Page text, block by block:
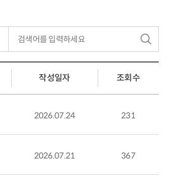
검
색
작성일자 조회수
2026.07.24 231
2026.07.21 367